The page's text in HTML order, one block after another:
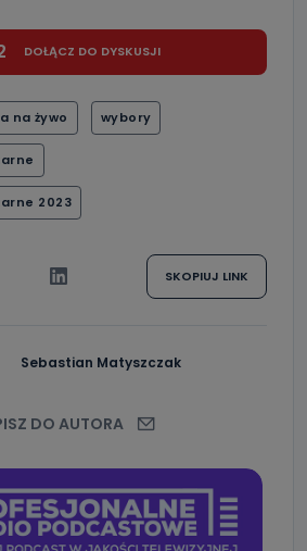
DOŁĄCZ DO DYSKUSJI
na żywo wybory
2023
SKOPIUJ LINK
Sebastian Matyszczak
DO AUTORA